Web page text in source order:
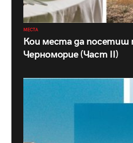
МЕСТА
Кои места да
Черноморие (Част II)